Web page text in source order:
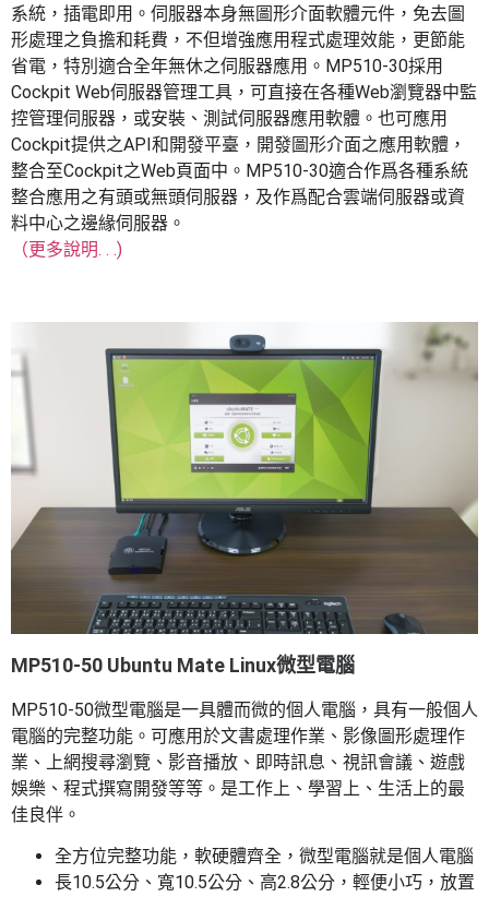
系統，插電即用。伺服器本身無圖形介面軟體元件，免去圖
形處理之負擔和耗費，不但增強應用程式處理效能，更節能
省電，特別適合全年無休之伺服器應用。MP510-30採用
Cockpit Web伺服器管理工具，可直接在各種Web瀏覽器中監
控管理伺服器，或安裝、測試伺服器應用軟體。也可應用
Cockpit提供之API和開發平臺，開發圖形介面之應用軟體，
整合至Cockpit之Web頁面中。MP510-30適合作爲各種系統
整合應用之有頭或無頭伺服器，及作爲配合雲端伺服器或資
料中心之邊緣伺服器。
（更多說明. . .)
MP510-50 Ubuntu Mate Linux微型電腦
MP510-50微型電腦是一具體而微的個人電腦，具有一般個人
電腦的完整功能。可應用於文書處理作業、影像圖形處理作
業、上網搜尋瀏覽、影音播放、即時訊息、視訊會議、遊戲
娛樂、程式撰寫開發等等。是工作上、學習上、生活上的最
佳良伴。
全方位完整功能，軟硬體齊全，微型電腦就是個人電腦
長10.5公分、寬10.5公分、高2.8公分，輕便小巧，放置